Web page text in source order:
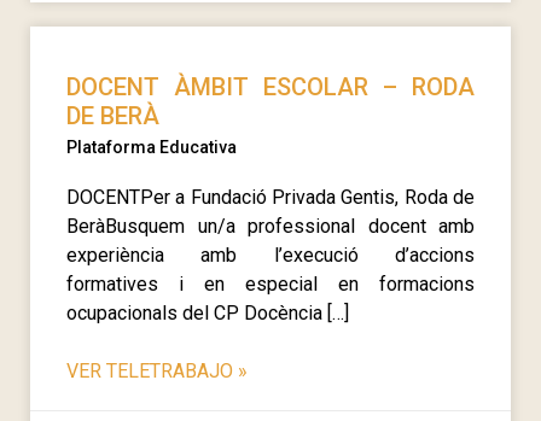
DOCENT ÀMBIT ESCOLAR – RODA
DE BERÀ
Plataforma Educativa
DOCENTPer a Fundació Privada Gentis, Roda de
BeràBusquem un/a professional docent amb
experiència amb l’execució d’accions
formatives i en especial en formacions
ocupacionals del CP Docència […]
VER TELETRABAJO »